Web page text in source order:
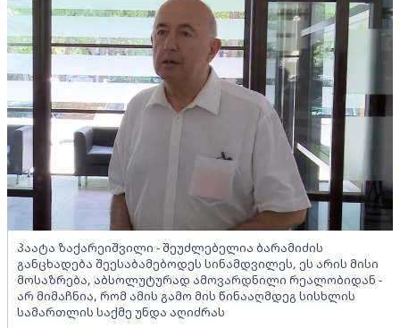
პაატა ზაქარეიშვილი - შეუძლებელია ბარამიძის
განცხადება შეესაბამებოდეს სინამდვილეს, ეს არის მისი
მოსაზრება, აბსოლუტურად ამოვარდნილი რეალობიდან -
არ მიმაჩნია, რომ ამის გამო მის წინააღმდეგ სისხლის
სამართლის საქმე უნდა აღიძრას